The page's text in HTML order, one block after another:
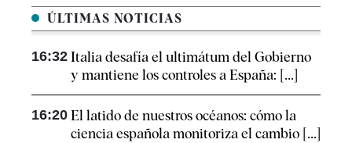
ÚLTIMAS NOTICIAS
16:32 Italia desafía el ultimátum del Gobierno
y mantiene los controles a España: [...]
16:20 El latido de nuestros océanos: cómo la
ciencia española monitoriza el cambio [...]